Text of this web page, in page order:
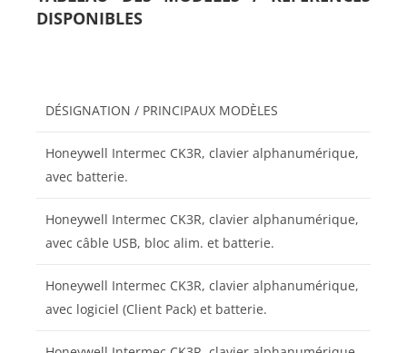
DISPONIBLES
DÉSIGNATION / PRINCIPAUX MODÈLES
Honeywell Intermec CK3R, clavier alphanumérique,
avec batterie.
Honeywell Intermec CK3R, clavier alphanumérique,
avec câble USB, bloc alim. et batterie.
Honeywell Intermec CK3R, clavier alphanumérique,
avec logiciel (Client Pack) et batterie.